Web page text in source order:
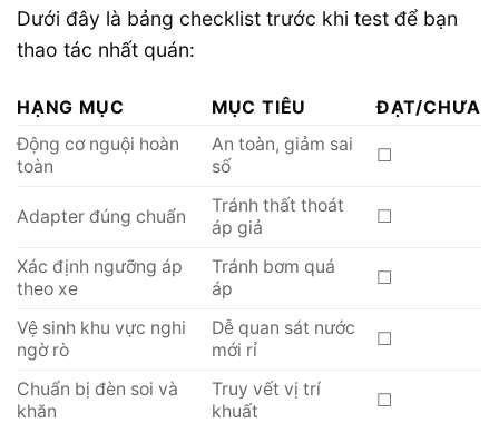
Dưới đây là bảng checklist trước khi test để bạn
thao tác nhất quán:
HẠNG MỤC MỤC TIÊU
ĐẠT/CHƯA
Động cơ nguội hoàn
toàn
An toàn, giảm sai
số
☐
Adapter đúng chuẩn
Tránh thất thoát
áp giả
☐
Xác định ngưỡng áp
theo xe
Tránh bơm quá
áp
☐
Vệ sinh khu vực nghi
ngờ rò
Dễ quan sát nước
mới rỉ
☐
Chuẩn bị đèn soi và
khăn
Truy vết vị trí
khuất
☐